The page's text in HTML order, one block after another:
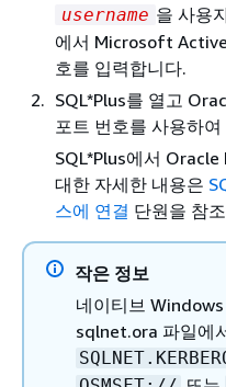
username 을 사용
에서 Microsoft
호를 입력합니다.
SQL*Plus를 열고
포트 번호를 사용하
SQL*Plus에서
대한 자세한 내용은
스에 연결 단원을 참
작은 정보
네이티브
sqlnet.ora 파일에